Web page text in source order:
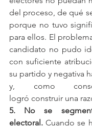
del proceso, de qué
porque no tuvo
para ellos. El
candidato no pudo
con suficiente
su partido y negativa
y, como
logró construir una
5. No se
electoral. Cuando se